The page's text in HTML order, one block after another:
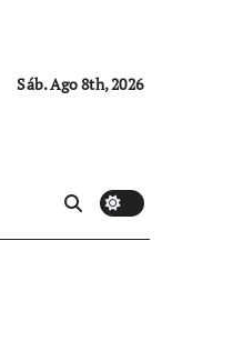
Sáb. Ago 8th, 2026